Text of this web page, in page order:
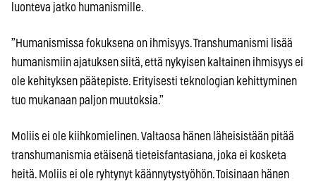
luonteva jatko humanismille.
”Humanismissa fokuksena on ihmisyys. Transhumanismi lisää
humanismiin ajatuksen siitä, että nykyisen kaltainen ihmisyys ei
ole kehityksen päätepiste. Erityisesti teknologian kehittyminen
tuo mukanaan paljon muutoksia.”
Moliis ei ole kiihkomielinen. Valtaosa hänen läheisistään pitää
transhumanismia etäisenä tieteisfantasiana, joka ei kosketa
heitä. Moliis ei ole ryhtynyt käännytystyöhön. Toisinaan hänen